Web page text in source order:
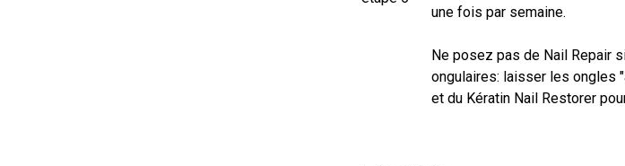
une fois par semaine.
Ne posez pas de Nail Repair
ongulaires: laisser les ongles
et du Kératin Nail Restorer